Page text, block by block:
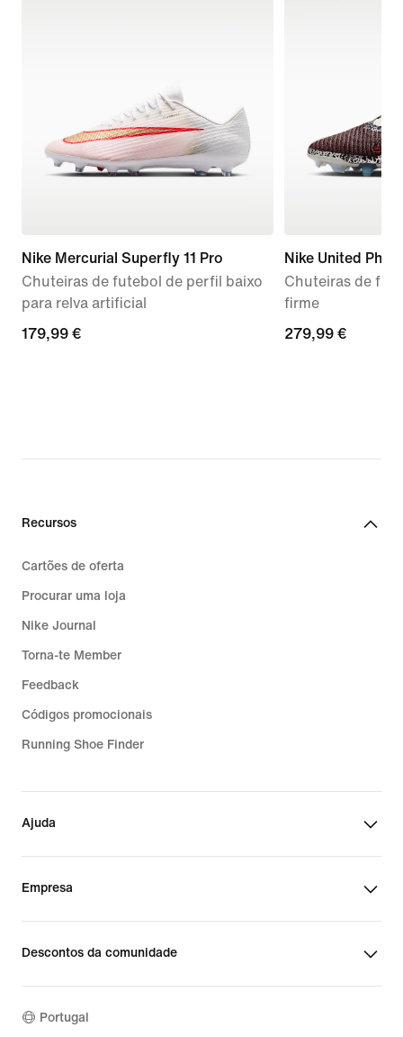
Nike Mercurial Superfly 11 Pro
Chuteiras de futebol de perfil baixo
para relva artificial
179,99
179,99 €
Nike United
Chuteiras de
firme
279,99
279,99 €
Recursos
Cartões de oferta
Procurar uma loja
Nike Journal
Torna-te Member
Feedback
Códigos promocionais
Running Shoe Finder
Ajuda
Empresa
Descontos da comunidade
Portugal